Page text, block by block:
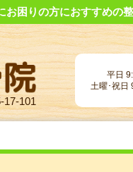
困りの方におすすめの
17-101
平日
土曜･祝日